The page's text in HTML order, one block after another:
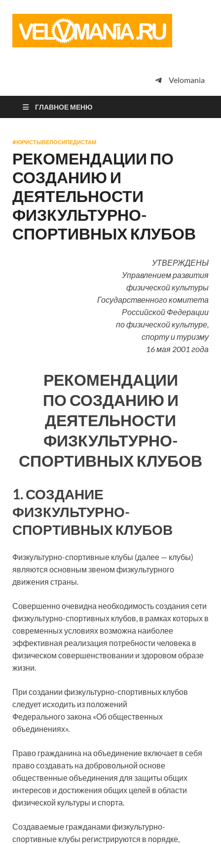
просто
Velomania
ГЛАВНОЕ МЕНЮ
#ЮРИСТЫВЕЛОСИПЕДИСТАМ
РЕКОМЕНДАЦИИ ПО
СОЗДАНИЮ И
ДЕЯТЕЛЬНОСТИ
ФИЗКУЛЬТУРНО-
СПОРТИВНЫХ КЛУБОВ
УТВЕРЖДЕНЫ
Управлением развития
физической культуры
Государственного комитета
Российской Федерации
по физической культуре,
спорту и туризму
16 мая 2001 года
РЕКОМЕНДАЦИИ
ПО СОЗДАНИЮ И
ДЕЯТЕЛЬНОСТИ
ФИЗКУЛЬТУРНО-
СПОРТИВНЫХ КЛУБОВ
1. СОЗДАНИЕ
ФИЗКУЛЬТУРНО-
СПОРТИВНЫХ КЛУБОВ
Физкультурно-спортивные клубы (далее — клубы)
являются основным звеном физкультурного
движения страны.
Совершенно очевидна необходимость создания сети
физкультурно-спортивных клубов, в рамках которых в
современных условиях возможна наиболее
эффективная реализация потребности человека в
физическом совершенствовании и здоровом образе
жизни.
При создании физкультурно-спортивных клубов
следует исходить из положений
Федерального закона «Об общественных
объединениях».
Право гражданина на объединение включает в себя
право создавать на добровольной основе
общественные объединения для защиты общих
интересов и достижения общих целей в области
физической культуры и спорта.
Создаваемые гражданами физкультурно-
спортивные клубы регистрируются в порядке,